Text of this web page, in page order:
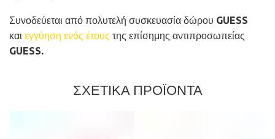
Συνοδεύεται από πολυτελή συσκευασία δώρου GUESS
και εγγύηση ενός έτους της επίσημης αντιπροσωπείας
GUESS.
ΣΧΕΤΙΚΑ ΠΡΟΪΟΝΤΑ